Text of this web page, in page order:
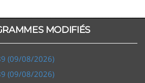
MODIFIÉS
(09/08/2026)
(09/08/2026)